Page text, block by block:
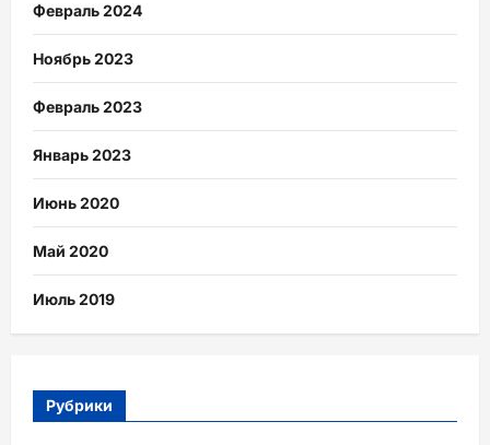
Февраль 2024
Ноябрь 2023
Февраль 2023
Январь 2023
Июнь 2020
Май 2020
Июль 2019
Рубрики